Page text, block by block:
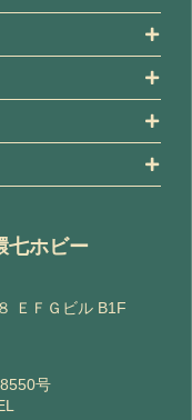
七ホビー
ＥＦＧビル B1F
号